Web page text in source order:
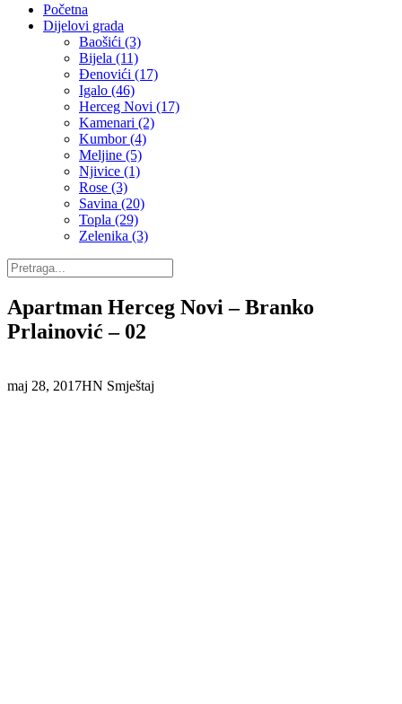
Početna
Dijelovi grada
Baošići (3)
Bijela (11)
Đenovići (17)
Igalo (46)
Herceg Novi (17)
Kamenari (2)
Kumbor (4)
Meljine (5)
Njivice (1)
Rose (3)
Savina (20)
Topla (29)
Zelenika (3)
Apartman Herceg Novi – Branko
Prlainović – 02
maj 28, 2017HN Smještaj